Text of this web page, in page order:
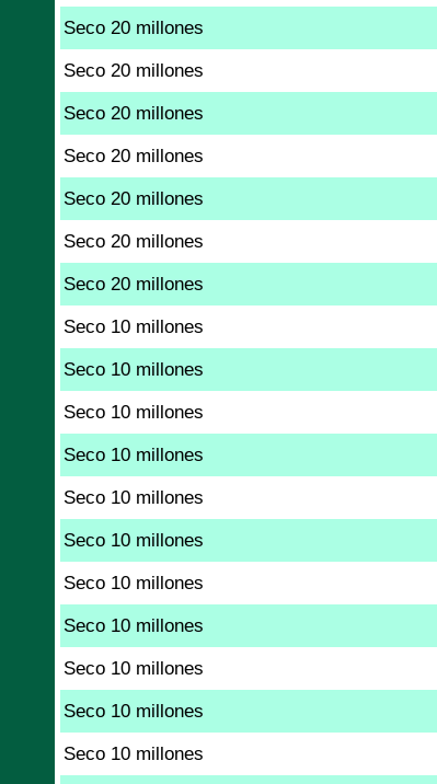
Seco 20 millones
Seco 20 millones
Seco 20 millones
Seco 20 millones
Seco 20 millones
Seco 20 millones
Seco 20 millones
Seco 10 millones
Seco 10 millones
Seco 10 millones
Seco 10 millones
Seco 10 millones
Seco 10 millones
Seco 10 millones
Seco 10 millones
Seco 10 millones
Seco 10 millones
Seco 10 millones